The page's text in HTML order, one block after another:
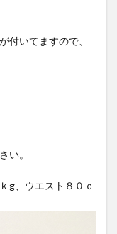
付いてますので、
い。
g、ウエスト８０ｃ